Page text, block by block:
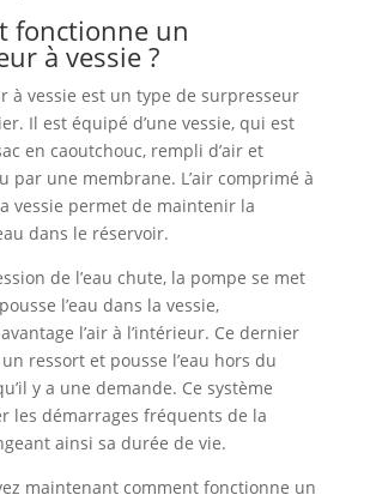
fonctionne un
à vessie ?
à vessie est un type de surpresseur
Il est équipé d’une vessie, qui est
en caoutchouc, rempli d’air et
par une membrane. L’air comprimé à
vessie permet de maintenir la
dans le réservoir.
de l’eau chute, la pompe se met
l’eau dans la vessie,
l’air à l’intérieur. Ce dernier
ressort et pousse l’eau hors du
y a une demande. Ce système
les démarrages fréquents de la
ainsi sa durée de vie.
maintenant comment fonctionne un